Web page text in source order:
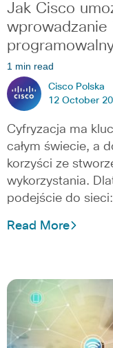
Jak Cisco
wprowadzanie
1 min read
Cisco Polska
12 October
Cyfryzacja ma
całym świecie, a
korzyści ze
wykorzystania.
podejście do
Read More